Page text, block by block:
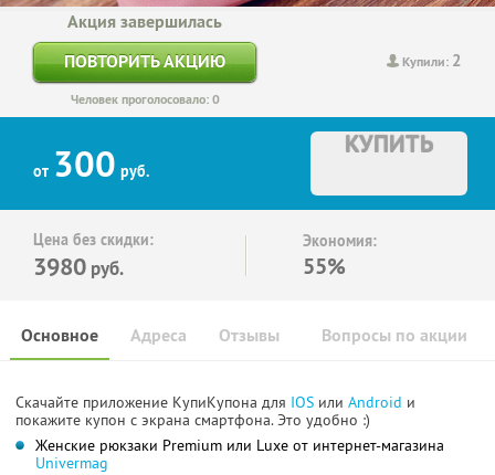
Купили: 2
Акция завершилась
ПОВТОРИТЬ АКЦИЮ
Человек проголосовало: 0
от 300 руб.
КУПИТЬ
Цена без скидки:
3980 руб.
Экономия:
55%
Основное Отзывы Вопросы по акции
Адреса
Скачайте приложение КупиКупона для IOS или Android и
покажите купон с экрана смартфона. Это удобно :)
Женские рюкзаки Premium или Luxe от интернет-магазина
Univermag